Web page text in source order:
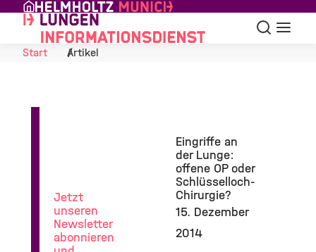
Skip to Content
Suche
Start
Artikel
Eingriffe an
der Lunge:
offene OP oder
Schlüsselloch-
Chirurgie?
15. Dezember
2014
Jetzt
unseren
Newsletter
abonnieren